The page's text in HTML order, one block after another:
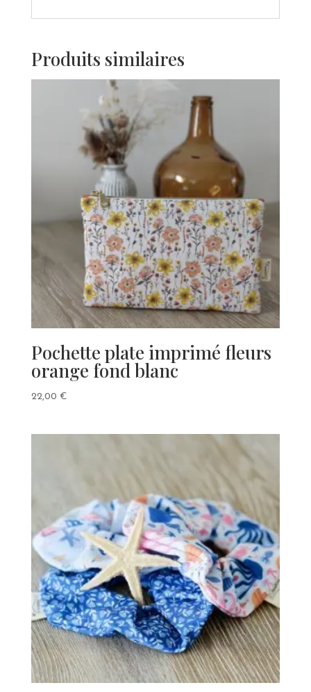
Produits similaires
Pochette plate imprimé fleurs
orange fond blanc
22,00 €